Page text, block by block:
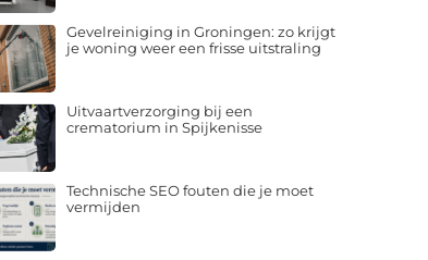
Gevelreiniging in Groningen: zo krijgt
je woning weer een frisse uitstraling
Uitvaartverzorging bij een
crematorium in Spijkenisse
Technische SEO fouten die je moet
vermijden